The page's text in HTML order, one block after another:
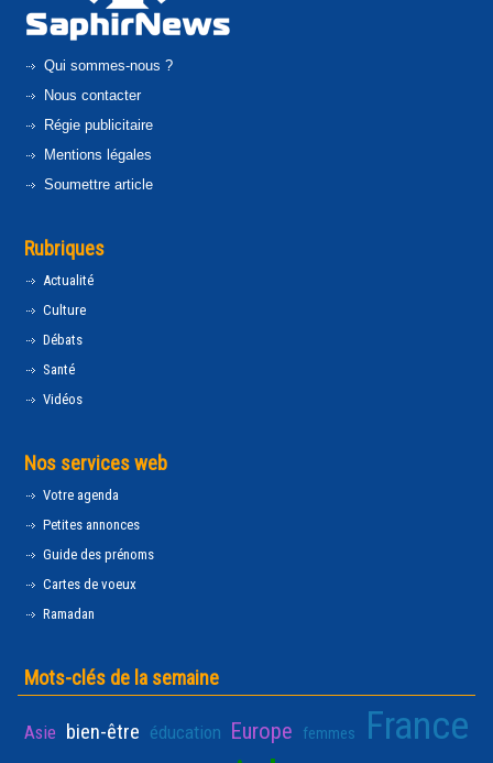
Qui sommes-nous ?
Nous contacter
Régie publicitaire
Mentions légales
Soumettre article
Rubriques
Actualité
Culture
Débats
Santé
Vidéos
Nos services web
Votre agenda
Petites annonces
Guide des prénoms
Cartes de voeux
Ramadan
Mots-clés de la semaine
Asie bien-être éducation Europe femmes France